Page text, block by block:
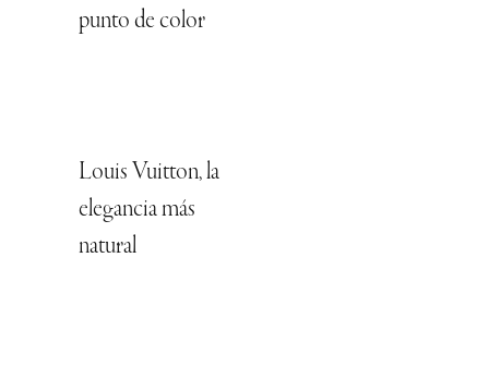
punto de color
Louis Vuitton, la
elegancia más
natural